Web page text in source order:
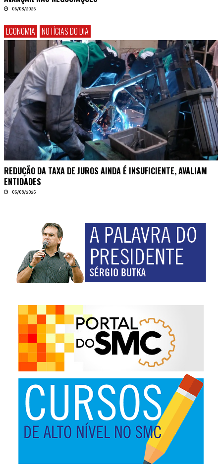
06/08/2026
ECONOMIA NOTÍCIAS DO DIA
REDUÇÃO DA TAXA DE JUROS AINDA É INSUFICIENTE, AVALIAM
ENTIDADES
06/08/2026